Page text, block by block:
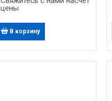
цены
В корзину